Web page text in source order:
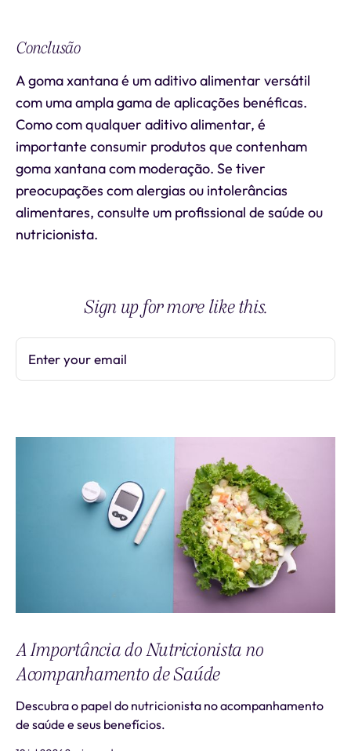
Conclusão
A goma xantana é um aditivo alimentar versátil
com uma ampla gama de aplicações benéficas.
Como com qualquer aditivo alimentar, é
importante consumir produtos que contenham
goma xantana com moderação. Se tiver
preocupações com alergias ou intolerâncias
alimentares, consulte um profissional de saúde ou
nutricionista.
Sign up for more like this.
Enter your email
A Importância do Nutricionista no
Acompanhamento de Saúde
Descubra o papel do nutricionista no acompanhamento
de saúde e seus benefícios.